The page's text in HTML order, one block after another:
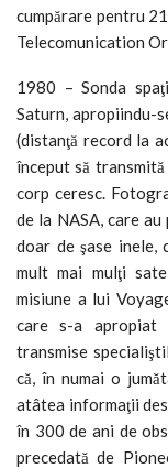
cumpărare pentru
Telecomunication
1980 – Sonda
Saturn, apropiindu-
(distanţă record la
început să
corp ceresc.
de la NASA, care
doar de şase inele,
mult mai mulţi
misiune a lui
care s-a apropiat
transmise
că, în numai o
atâtea informaţii
în 300 de ani de
precedată de